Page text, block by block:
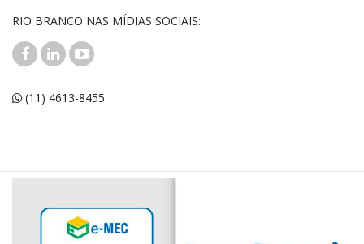
RIO BRANCO NAS MÍDIAS SOCIAIS:
(11) 4613-8455